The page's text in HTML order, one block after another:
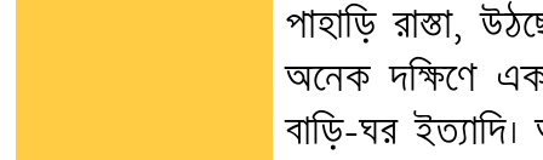
পাহাড়ি রাস্তা,
অনেক দক্ষিণে
বাড়ি-ঘর